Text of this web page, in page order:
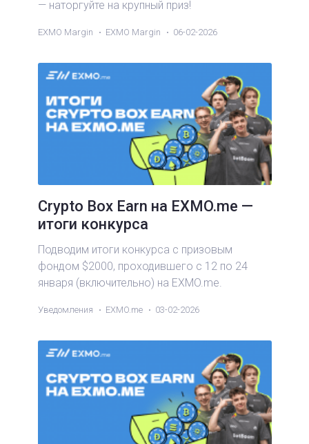
— наторгуйте на крупный приз!
EXMO Margin EXMO Margin 06-02-2026
Crypto Box Earn на EXMO.me —
итоги конкурса
Подводим итоги конкурса с призовым
фондом $2000, проходившего с 12 по 24
января (включительно) на EXMO.me.
Уведомления EXMO.me 03-02-2026